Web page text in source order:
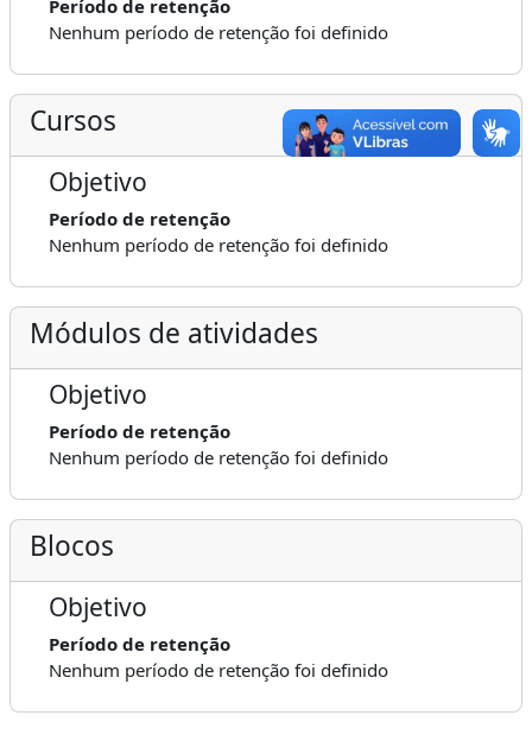
Período de retenção
Nenhum período de retenção foi definido
Cursos
Objetivo
Período de retenção
Nenhum período de retenção foi definido
Módulos de atividades
Objetivo
Período de retenção
Nenhum período de retenção foi definido
Blocos
Objetivo
Período de retenção
Nenhum período de retenção foi definido